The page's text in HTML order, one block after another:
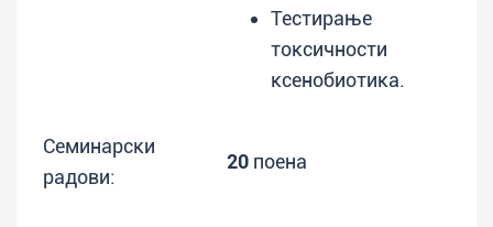
Тестирање
токсичности
ксенобиотика.
Семинарски
радови:
20 поена